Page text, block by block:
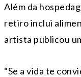
Além da
retiro inclui
artista publicou
“Se a vida te